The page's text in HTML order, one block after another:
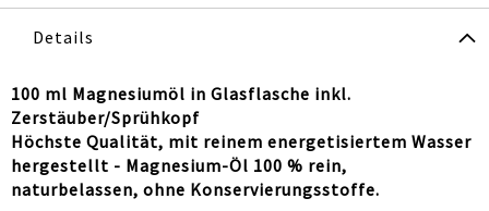
Details
100 ml Magnesiumöl in Glasflasche inkl.
Zerstäuber/Sprühkopf
Höchste Qualität, mit reinem energetisiertem Wasser
hergestellt - Magnesium-Öl 100 % rein,
naturbelassen, ohne Konservierungsstoffe.